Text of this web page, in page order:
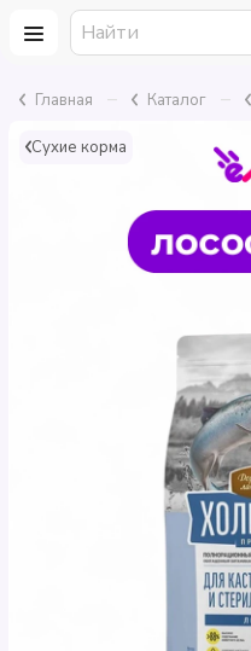
Главная – Каталог –
Сухие корма